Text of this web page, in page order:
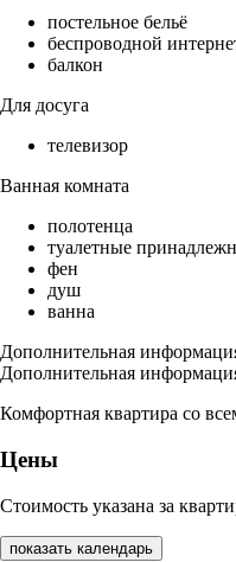
постельное бельё
беспроводной
балкон
Для досуга
телевизор
Ванная комната
полотенца
туалетные
фен
душ
ванна
Дополнительная
Дополнительная
Комфортная квартира со
Цены
Стоимость указана за
показать календарь